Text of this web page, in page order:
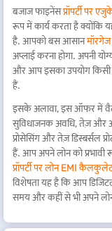
बजाज फाइनेंसप्रॉपर्टी पर
रूप में कार्य करता है क्योंकि
है. आपको बस आसानमॉरगेज
अप्लाई करना होगा. अपनी
और आप इसका उपयोग किसी
हैं.
इसके अलावा, इस ऑफर में
सुविधाजनक अवधि, तेज़ और
प्रोसेसिंग और तेज़ डिस्बर्सल
हैं. आप अपने लोन को
प्रॉपर्टी पर लोन EMI
विशेषता यह है कि आप
समय और कहीं से भी अपने